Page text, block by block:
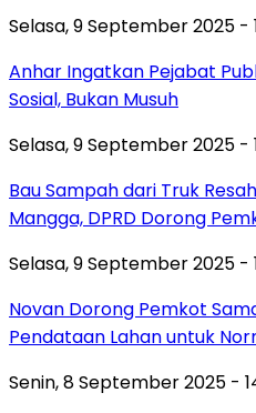
Selasa, 9 September 2025 -
Anhar Ingatkan Pejabat
Sosial, Bukan Musuh
Selasa, 9 September 2025 -
Bau Sampah dari Truk
Mangga, DPRD Dorong
Selasa, 9 September 2025 -
Novan Dorong Pemkot
Pendataan Lahan untuk
Senin, 8 September 2025 -